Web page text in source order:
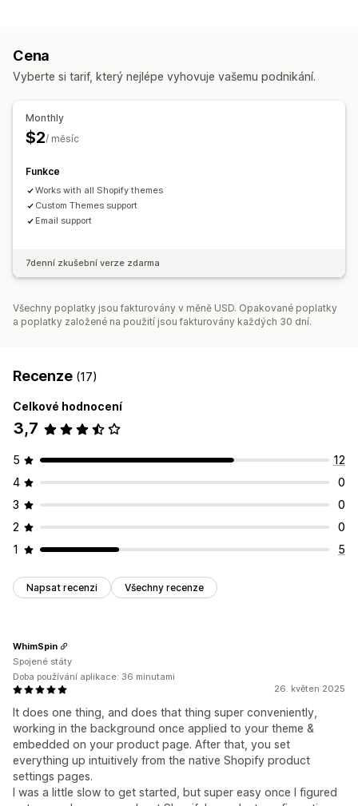
Cena
Vyberte si tarif, který nejlépe vyhovuje vašemu podnikání.
Monthly
$2/ měsíc
Funkce
Works with all Shopify themes
Custom Themes support
Email support
7denní zkušební verze zdarma
Všechny poplatky jsou fakturovány v měně USD. Opakované poplatky
a poplatky založené na použití jsou fakturovány každých 30 dní.
Recenze (17)
Celkové hodnocení
3,7
5
12
4
0
3
0
2
0
1
5
Napsat recenzi Všechny recenze
26. květen 2025
It does one thing, and does that thing super conveniently,
working in the background once applied to your theme &
embedded on your product page. After that, you set
everything up intuitively from the native Shopify product
settings pages.
I was a little slow to get started, but super easy once I figured
WhimSpin
Spojené státy
Doba používání aplikace: 36 minutami